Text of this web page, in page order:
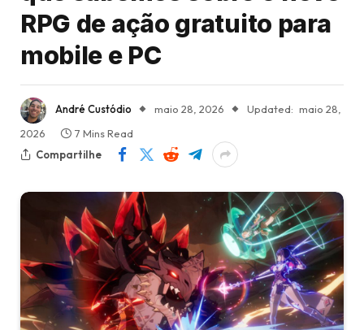
RPG de ação gratuito para
mobile e PC
André Custódio maio 28, 2026 Updated: maio 28,
2026
7 Mins Read
Compartilhe